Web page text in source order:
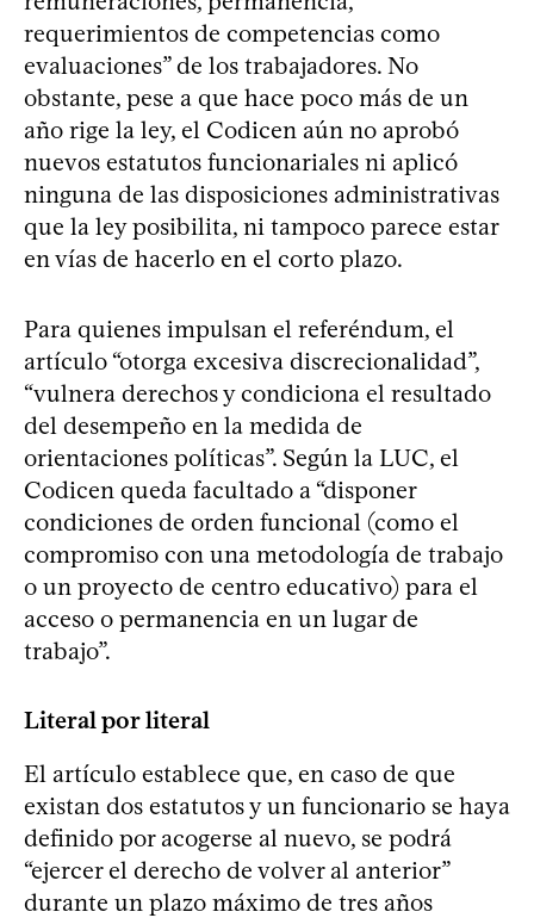
requerimientos de competencias como
evaluaciones” de los trabajadores. No
obstante, pese a que hace poco más de un
año rige la ley, el Codicen aún no aprobó
nuevos estatutos funcionariales ni aplicó
ninguna de las disposiciones administrativas
que la ley posibilita, ni tampoco parece estar
en vías de hacerlo en el corto plazo.
Para quienes impulsan el referéndum, el
artículo “otorga excesiva discrecionalidad”,
“vulnera derechos y condiciona el resultado
del desempeño en la medida de
orientaciones políticas”. Según la LUC, el
Codicen queda facultado a “disponer
condiciones de orden funcional (como el
compromiso con una metodología de trabajo
o un proyecto de centro educativo) para el
acceso o permanencia en un lugar de
trabajo”.
Literal por literal
El artículo establece que, en caso de que
existan dos estatutos y un funcionario se haya
definido por acogerse al nuevo, se podrá
“ejercer el derecho de volver al anterior”
durante un plazo máximo de tres años